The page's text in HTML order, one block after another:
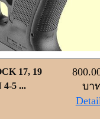
17, 19
4-5 ...
บา